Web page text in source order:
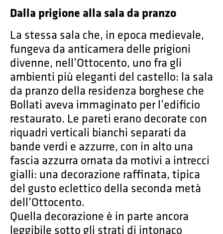
Dalla prigione alla sala da pranzo
La stessa sala che, in epoca medievale,
fungeva da anticamera delle prigioni
divenne, nell’Ottocento, uno fra gli
ambienti più eleganti del castello: la sala
da pranzo della residenza borghese che
Bollati aveva immaginato per l’edificio
restaurato. Le pareti erano decorate con
riquadri verticali bianchi separati da
bande verdi e azzurre, con in alto una
fascia azzurra ornata da motivi a intrecci
gialli: una decorazione raffinata, tipica
del gusto eclettico della seconda metà
dell’Ottocento.
Quella decorazione è in parte ancora
leggibile sotto gli strati di intonaco